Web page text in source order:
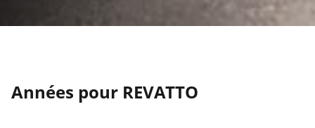
Années pour REVATTO